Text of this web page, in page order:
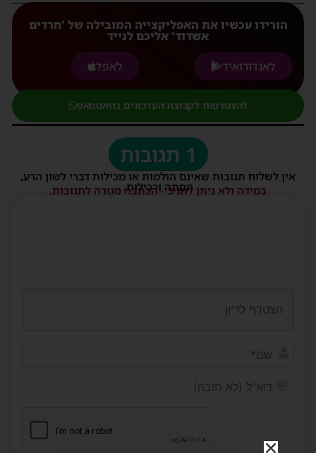
הורידו עכשיו את האפליקצייה המובילה של 'חרדים
אשדוד' אליכם לנייד
לאנדורואיד
לאפל
להצטרפות לקבוצת העדכונים בוואטסאפ
1 תגובות
אין לשלוח תגובות שאינם הולמות או מכילות דברי לשון הרע,
הסתה ורכילות.
במידה ולא ניתן להגיב - הכתבה סגורה לתגובות.